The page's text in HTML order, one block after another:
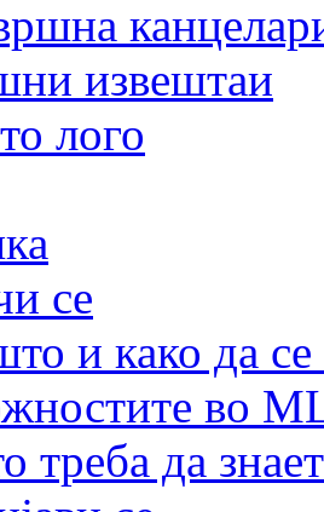
извештаи
лого
се
и како да
во
треба да